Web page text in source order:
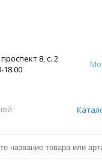
8, с. 2
18.00